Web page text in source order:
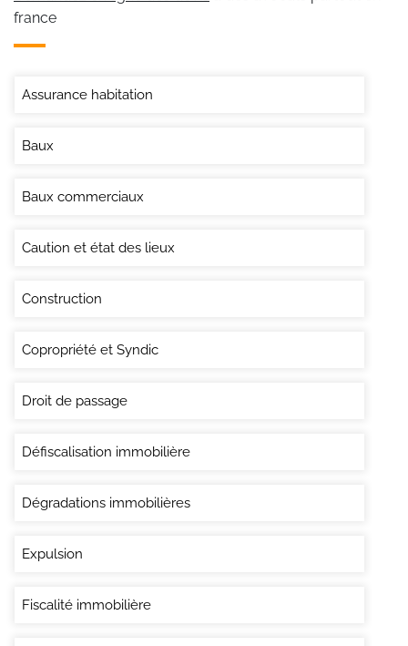
france
Assurance habitation
Baux
Baux commerciaux
Caution et état des lieux
Construction
Copropriété et Syndic
Droit de passage
Défiscalisation immobilière
Dégradations immobilières
Expulsion
Fiscalité immobilière